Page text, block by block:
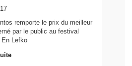
remporte le prix du meilleur
par le public au festival
En Lefko